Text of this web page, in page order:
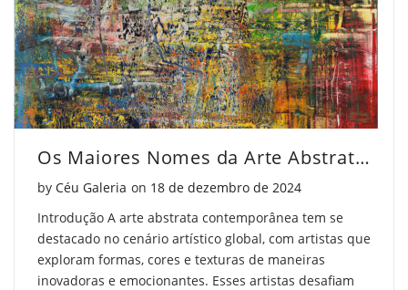
Os Maiores Nomes da Arte Abstrata Contemporânea
by Céu Galeria on Posted on
18 de dezembro de 2024
Introdução A arte abstrata contemporânea tem se
destacado no cenário artístico global, com artistas que
exploram formas, cores e texturas de maneiras
inovadoras e emocionantes. Esses artistas desafiam